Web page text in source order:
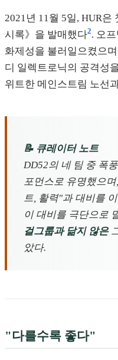
2021년 11월 5일, HUR은
시록》을 발매했다2. 오
화제성을 불러일으켰으
디 일렉트로닉의 공격성
위트한 메인스트림 노선
📝 큐레이터 노트
DD52의 네 팀 중 폭
포먼스로 유명했으
트, 활력"과 대비를
이 대비를 극단으로
걸그룹과 닮지 않은
았다.
"다를수록 좋다"